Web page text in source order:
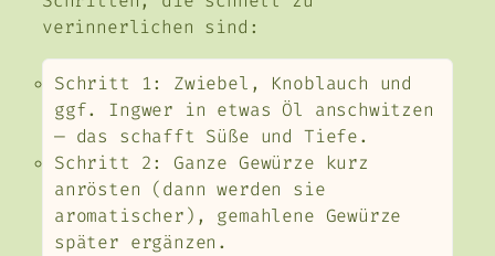
verinnerlichen sind:
Schritt 1: Zwiebel, Knoblauch und
ggf. Ingwer in etwas Öl anschwitzen
— das schafft Süße und Tiefe.
Schritt 2: Ganze Gewürze kurz
anrösten (dann werden sie
aromatischer), gemahlene Gewürze
später ergänzen.